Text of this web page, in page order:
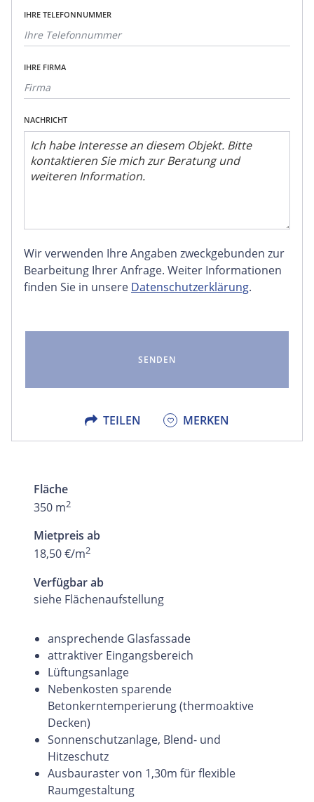
IHRE TELEFONNUMMER
IHRE FIRMA
NACHRICHT
Wir verwenden Ihre Angaben zweckgebunden zur
Bearbeitung Ihrer Anfrage. Weiter Informationen
finden Sie in unsere Datenschutzerklärung.
TEILEN
FACEBOOK
X
MERKEN
Fläche
350 m2
Mietpreis ab
18,50 €/m2
Verfügbar ab
siehe Flächenaufstellung
ansprechende Glasfassade
attraktiver Eingangsbereich
Lüftungsanlage
Nebenkosten sparende
Betonkerntemperierung (thermoaktive
Decken)
Sonnenschutzanlage, Blend- und
Hitzeschutz
Ausbauraster von 1,30m für flexible
Raumgestaltung